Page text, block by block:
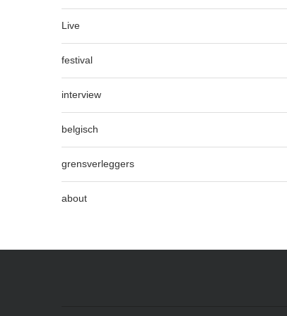
Live
festival
interview
belgisch
grensverleggers
about